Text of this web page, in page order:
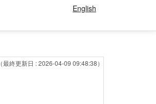
English
（最終更新日 : 2026-04-09 09:48:38）